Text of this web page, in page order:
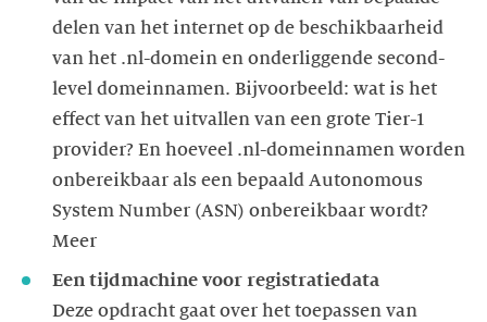
delen van het internet op de beschikbaarheid
van het .nl-domein en onderliggende second-
level domeinnamen. Bijvoorbeeld: wat is het
effect van het uitvallen van een grote Tier-1
provider? En hoeveel .nl-domeinnamen worden
onbereikbaar als een bepaald Autonomous
System Number (ASN) onbereikbaar wordt?
Meer
Een tijdmachine voor registratiedata
Deze opdracht gaat over het toepassen van